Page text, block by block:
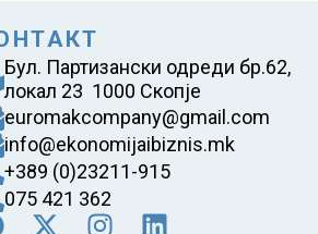
Бул. Партизански одреди бр.62,
локал 23 1000 Скопје
euromakcompany@gmail.com
info@ekonomijaibiznis.mk
+389 (0)23211-915
075 421 362